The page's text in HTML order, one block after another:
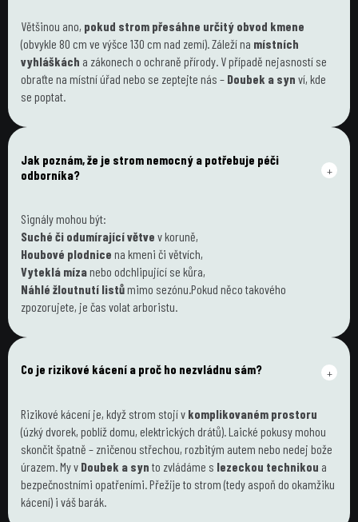
Většinou ano, pokud strom přesáhne určitý obvod kmene
(obvykle 80 cm ve výšce 130 cm nad zemí). Záleží na místních
vyhláškách a zákonech o ochraně přírody. V případě nejasností se
obraťte na místní úřad nebo se zeptejte nás – Doubek a syn ví, kde
se poptat.
Jak poznám, že je strom nemocný a potřebuje péči
odborníka?
+
Signály mohou být:
Suché či odumírající větve v koruně,
Houbové plodnice na kmeni či větvích,
Vyteklá míza nebo odchlipující se kůra,
Náhlé žloutnutí listů mimo sezónu.Pokud něco takového
zpozorujete, je čas volat arboristu.
Co je rizikové kácení a proč ho nezvládnu sám? +
Rizikové kácení je, když strom stojí v komplikovaném prostoru
(úzký dvorek, poblíž domu, elektrických drátů). Laické pokusy mohou
skončit špatně – zničenou střechou, rozbitým autem nebo nedej bože
úrazem. My v Doubek a syn to zvládáme s lezeckou technikou a
bezpečnostními opatřeními. Přežije to strom (tedy aspoň do okamžiku
kácení) i váš barák.